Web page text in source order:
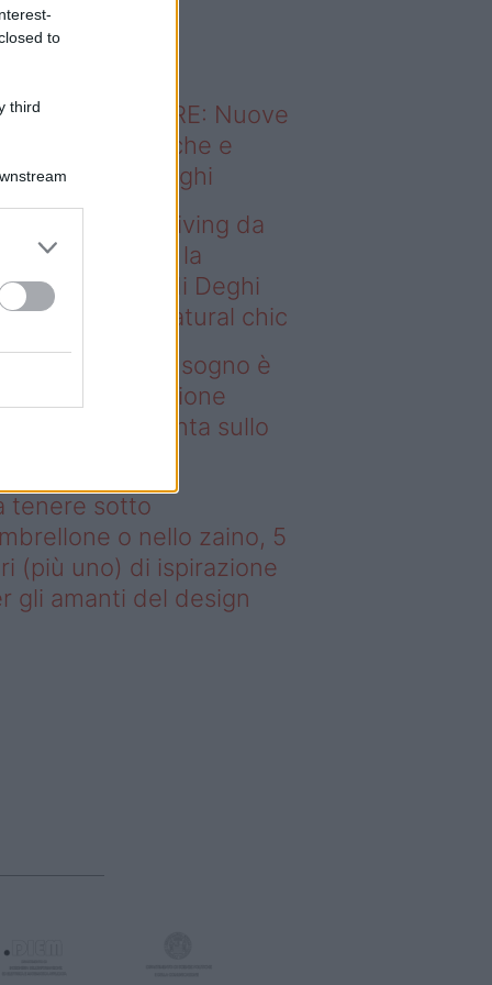
to
third
sapevi che...
ABITARE: Nuove
domestiche e
dei luoghi
– Avere un living da
è possibile: la
Karan di Deghi
sullo stile natural chic
un living da sogno è
la collezione
di Deghi punta sullo
tenere sotto
o nello zaino, 5
(più uno) di ispirazione
gli amanti del design